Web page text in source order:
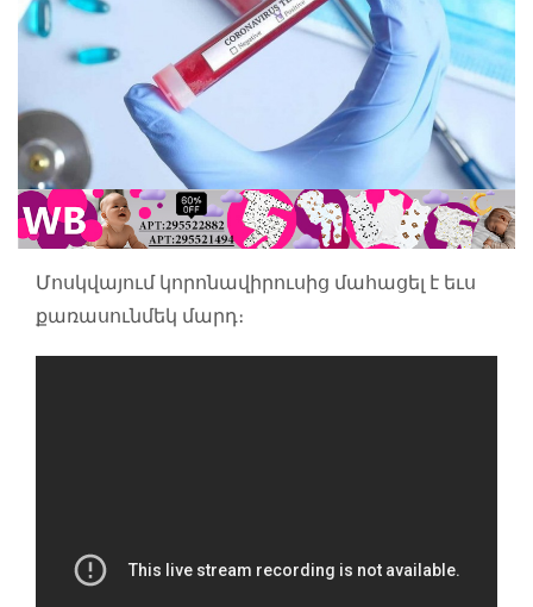
Մոսկվայում կորոնավիրուսից մահացել է եւս
քառասունմեկ մարդ։